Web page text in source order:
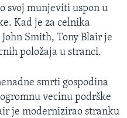
svoj munjeviti uspon u
Kad je za celnika
Smith, Tony Blair je
položaja u stranci.
smrti gospodina
vecinu podrške
je modernizirao stranku